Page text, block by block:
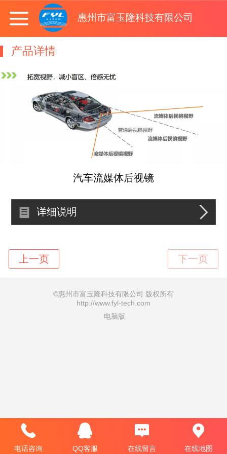
惠州市富玉隆科技有限公司
产品详情
汽车流媒体后视镜
详细说明
©惠州市富玉隆科技有限公司 版权所有
http://www.fyl-tech.com
电脑版
电话咨询 QQ客服 在线留言 在线地图